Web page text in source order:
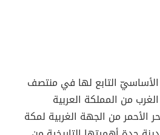
الأساسيّ التابع لها في منتصف
من المملكة العربية
الأحمر من الجهة الغربية لمكة